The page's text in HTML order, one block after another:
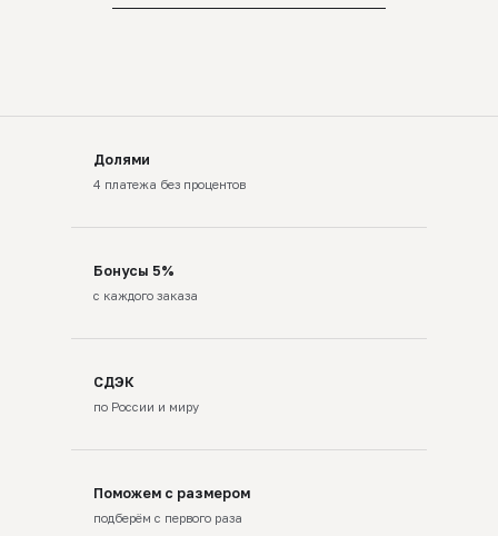
Долями
4 платежа без процентов
Бонусы 5%
с каждого заказа
СДЭК
по России и миру
Поможем с размером
подберём с первого раза